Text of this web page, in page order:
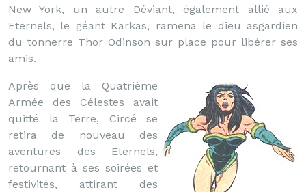
New York, un autre Déviant, également allié aux
Eternels, le géant Karkas, ramena le dieu asgardien
du tonnerre Thor Odinson sur place pour libérer ses
amis.
Après que la Quatrième
Armée des Célestes avait
quitté la Terre, Circé se
retira de nouveau des
aventures des Eternels,
retournant à ses soirées et
festivités, attirant des